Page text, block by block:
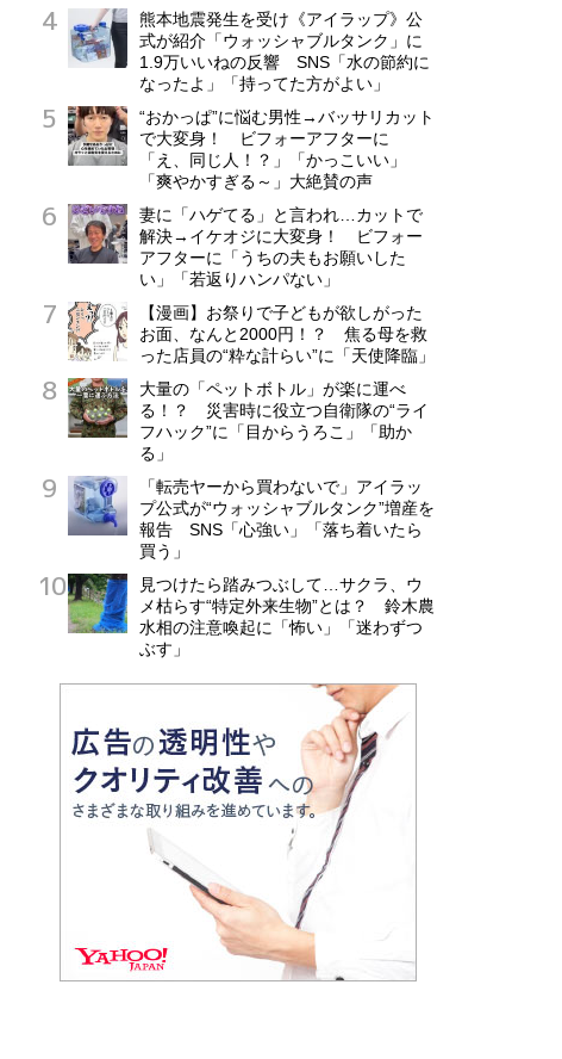
熊本地震発生を受け《アイラップ》公
式が紹介「ウォッシャブルタンク」に
1.9万いいねの反響 SNS「水の節約に
なったよ」「持ってた方がよい」
“おかっぱ”に悩む男性→バッサリカット
で大変身！ ビフォーアフターに
「え、同じ人！？」「かっこいい」
「爽やかすぎる～」大絶賛の声
妻に「ハゲてる」と言われ…カットで
解決→イケオジに大変身！ ビフォー
アフターに「うちの夫もお願いした
い」「若返りハンパない」
【漫画】お祭りで子どもが欲しがった
お面、なんと2000円！？ 焦る母を救
った店員の“粋な計らい”に「天使降臨」
大量の「ペットボトル」が楽に運べ
る！？ 災害時に役立つ自衛隊の“ライ
フハック”に「目からうろこ」「助か
る」
「転売ヤーから買わないで」アイラッ
プ公式が“ウォッシャブルタンク”増産を
報告 SNS「心強い」「落ち着いたら
買う」
見つけたら踏みつぶして…サクラ、ウ
メ枯らす“特定外来生物”とは？ 鈴木農
水相の注意喚起に「怖い」「迷わずつ
ぶす」